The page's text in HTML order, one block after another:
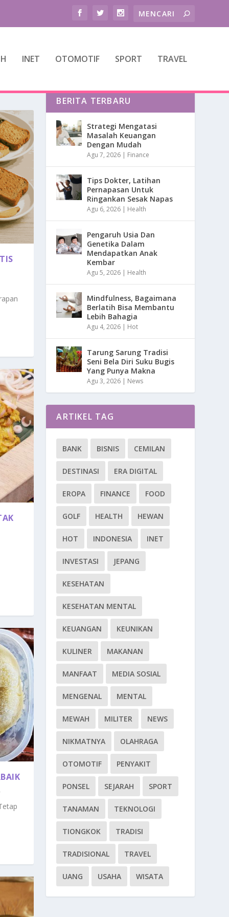
INET OTOMOTIF SPORT TRAVEL
BERITA TERBARU
Strategi Mengatasi
Masalah Keuangan
Dengan Mudah
Agu 7, 2026 | Finance
Tips Dokter, Latihan
Pernapasan Untuk
Ringankan Sesak Napas
Agu 6, 2026 | Health
Pengaruh Usia Dan
Genetika Dalam
Mendapatkan Anak
Kembar
Agu 5, 2026 | Health
Mindfulness, Bagaimana
Berlatih Bisa Membantu
Lebih Bahagia
Agu 4, 2026 | Hot
Tarung Sarung Tradisi
Seni Bela Diri Suku Bugis
Yang Punya Makna
Agu 3, 2026 | News
ARTIKEL TAG
BANK BISNIS CEMILAN
DESTINASI ERA DIGITAL
EROPA FINANCE FOOD
GOLF HEALTH HEWAN
HOT INDONESIA INET
INVESTASI JEPANG
KESEHATAN
KESEHATAN MENTAL
KEUANGAN KEUNIKAN
KULINER MAKANAN
MANFAAT MEDIA SOSIAL
MENGENAL MENTAL
MEWAH MILITER NEWS
NIKMATNYA OLAHRAGA
OTOMOTIF PENYAKIT
PONSEL SEJARAH SPORT
TANAMAN TEKNOLOGI
TIONGKOK TRADISI
TRADISIONAL TRAVEL
UANG USAHA WISATA